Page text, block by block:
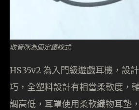
收音咪為固定鐵線式
HS35v2 為入門級遊戲耳機，設
巧，全塑料設計有相當柔軟度，
調高低，耳罩使用柔軟織物耳墊